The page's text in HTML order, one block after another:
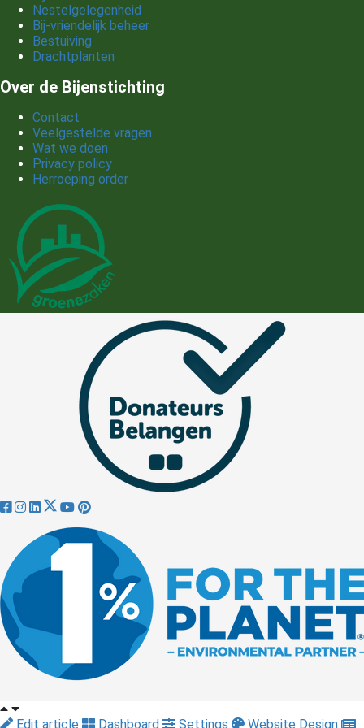
Nestelgelegenheid
Bij-vriendelijk beheer
Bestuiving
Drachtplanten
Over de Bijenstichting
Contact
Veelgestelde vragen
Wat we doen
Privacy policy
Herroeping order
Edit article Dashboard Settings Website Design